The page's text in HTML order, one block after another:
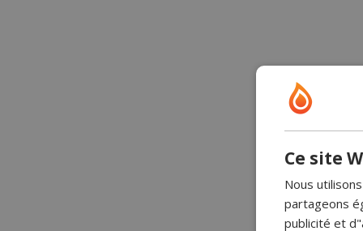
Ce site
Nous
partageons
publicité et